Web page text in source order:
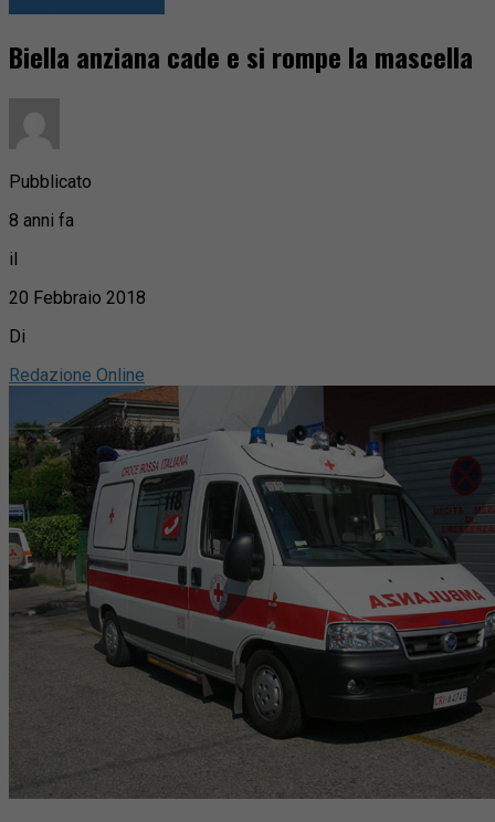
Biella anziana cade e si rompe la mascella
Pubblicato
8 anni fa
il
20 Febbraio 2018
Di
Redazione Online